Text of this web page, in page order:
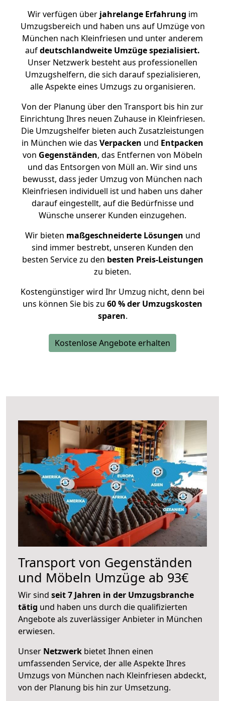
Wir verfügen überjahrelange Erfahrung im
Umzugsbereich und haben uns auf Umzüge von
München nach Kleinfriesen und unter anderem
aufdeutschlandweite Umzüge spezialisiert.
Unser Netzwerk besteht aus professionellen
Umzugshelfern, die sich darauf spezialisieren,
alle Aspekte eines Umzugs zu organisieren.
Von der Planung über den Transport bis hin zur
Einrichtung Ihres neuen Zuhause in Kleinfriesen.
Die Umzugshelfer bieten auch Zusatzleistungen
in München wie das Verpacken und Entpacken
von Gegenständen, das Entfernen von Möbeln
und das Entsorgen von Müll an. Wir sind uns
bewusst, dass jeder Umzug von München nach
Kleinfriesen individuell ist und haben uns daher
darauf eingestellt, auf die Bedürfnisse und
Wünsche unserer Kunden einzugehen.
Wir bieten maßgeschneiderte Lösungen und
sind immer bestrebt, unseren Kunden den
besten Service zu den besten Preis-Leistungen
zu bieten.
Kostengünstiger wird Ihr Umzug nicht, denn bei
uns können Sie bis zu 60 % der Umzugskosten
sparen.
Kostenlose Angebote erhalten
Transport von Gegenständen
und Möbeln Umzüge ab 93€
Wir sind seit 7 Jahren in der Umzugsbranche
tätig und haben uns durch die qualifizierten
Angebote als zuverlässiger Anbieter in München
erwiesen.
Unser Netzwerk bietet Ihnen einen
umfassenden Service, der alle Aspekte Ihres
Umzugs von München nach Kleinfriesen abdeckt,
von der Planung bis hin zur Umsetzung.